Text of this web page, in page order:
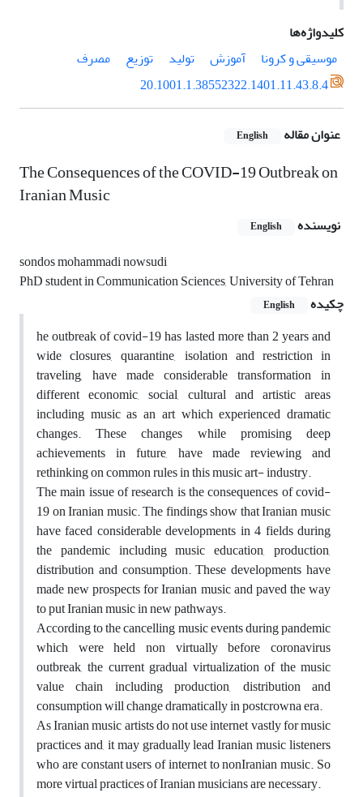
کلیدواژه‌ها
موسیقی و کرونا
آموزش تولید توزیع
مصرف
20.1001.1.38552322.1401.11.43.8.4
عنوان مقاله English
The Consequences of the COVID-19 Outbreak on
Iranian Music
نویسنده English
sondos mohammadi nowsudi
PhD student in Communication Sciences, University of Tehran
چکیده
English
he outbreak of covid-19 has lasted more than 2 years and
wide closures, quarantine, isolation and restriction in
traveling, have made considerable transformation in
different economic, social, cultural and artistic areas
including music as an art which experienced dramatic
changes. These changes while promising deep
achievements in future, have made reviewing and
rethinking on common rules in this music art- industry.
The main issue of research is the consequences of covid-
19 on Iranian music. The findings show that Iranian music
have faced considerable developments in 4 fields during
the pandemic including music education, production,
distribution and consumption. These developments have
made new prospects for Iranian music and paved the way
to put Iranian music in new pathways.
According to the cancelling music events during pandemic
which were held non virtually before coronavirus
outbreak, the current gradual virtualization of the music
value chain including production, distribution and
consumption will change dramatically in postcrowna era.
As Iranian music artists do not use internet vastly for music
practices and, it may gradually lead Iranian music listeners
who are constant users of internet to nonIranian music. So
more virtual practices of Iranian musicians are necessary.